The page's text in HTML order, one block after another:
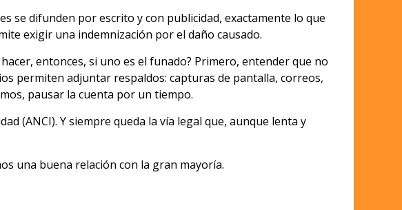
se difunden por escrito y con publicidad, exactamente lo que
exigir una indemnización por el daño causado.
entonces, si uno es el funado? Primero, entender que no
permiten adjuntar respaldos: capturas de pantalla, correos,
pausar la cuenta por un tiempo.
(ANCI). Y siempre queda la vía legal que, aunque lenta y
una buena relación con la gran mayoría.